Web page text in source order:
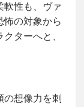
軟性も、ヴァ
怖の対象から
ターへと、
の想像力を刺